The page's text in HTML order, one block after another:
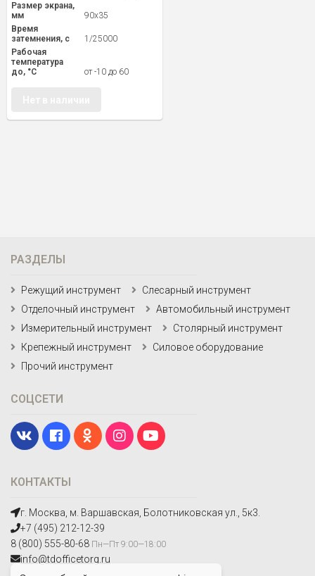
Размер экрана,
мм
90x35
Время
затемнения, с
1/25000
Рабочая
температура
до, °C
от -10 до 60
КОНТАКТЫ
г. Москва, м. Варшавская, Болотниковская ул., 5к3.
+7 (495) 212-12-39
8 (800) 555-80-68 Пн—Пт 9:00—18:00
info@tdofficetorg.ru
РАЗДЕЛЫ
Режущий инструмент
Слесарный инструмент
Отделочный инструмент
Автомобильный инструмент
Измерительный инструмент
Столярный инструмент
Крепежный инструмент
Силовое оборудование
Прочий инструмент
СОЦСЕТИ